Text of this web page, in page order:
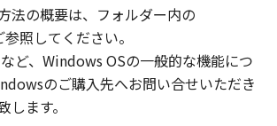
THEIR DISTRIBUTORS, OR
CANON'S LICENSORS ARE
FOR MAINTAINING OR
TO USE THE SOFTWARE, OR
YOU WITH ANY UPDATES, FIXES
法の概要は、フォルダー内の
照してください。
ど、Windows OSの一般的な機能につ
のご購入先へお問い合せいただき
します。